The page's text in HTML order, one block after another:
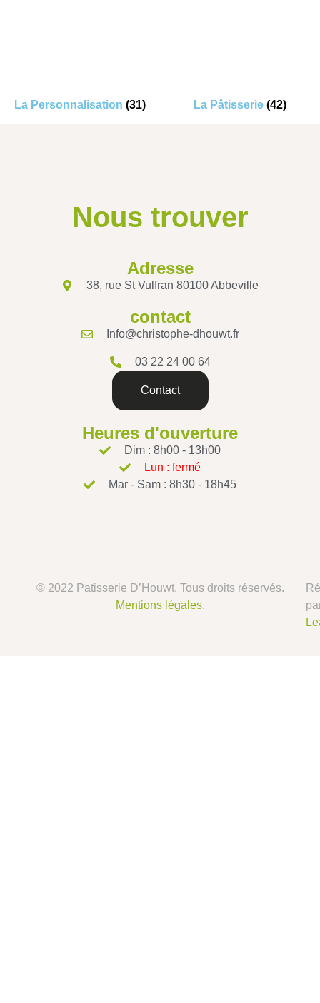
La Personnalisation (31) La Pâtisserie (42)
Nous trouver
Adresse
38, rue St Vulfran 80100 Abbeville
contact
Info@christophe-dhouwt.fr
03 22 24 00 64
Contact
Heures d'ouverture
Dim : 8h00 - 13h00
Lun : fermé
Mar - Sam : 8h30 - 18h45
© 2022 Patisserie D’Houwt. Tous droits réservés.
Mentions légales.